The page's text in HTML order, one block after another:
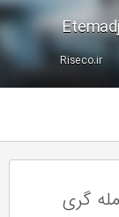
Riseco.ir
گری